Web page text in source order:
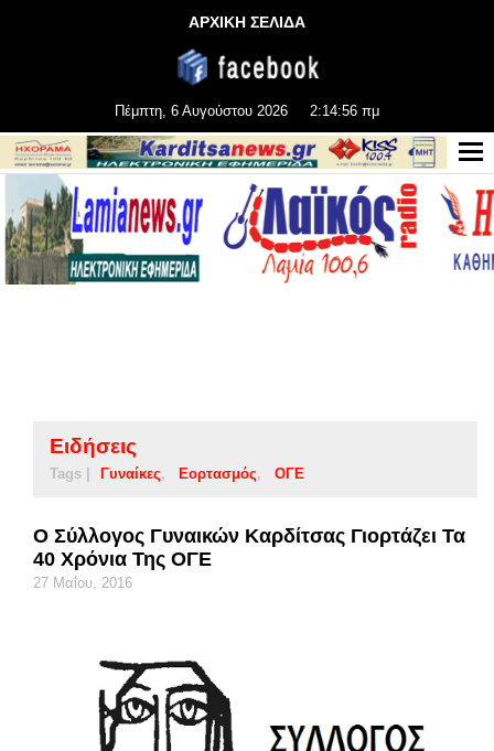
ΑΡΧΙΚΗ ΣΕΛΙΔΑ
Πέμπτη, 6 Αυγούστου 2026 2:14:56 πμ
Ειδήσεις
Tags | Γυναίκες Εορτασμός ΟΓΕ
Ο Σύλλογος Γυναικών Καρδίτσας Γιορτάζει Τα
40 Χρόνια Της ΟΓΕ
27 Μαΐου, 2016